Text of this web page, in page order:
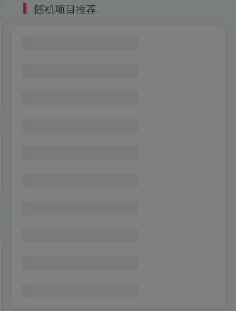
随机项目推荐